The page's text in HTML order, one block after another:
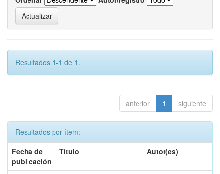
Resultados 1-1 de 1.
anterior 1 siguiente
Resultados por ítem:
Fecha de
publicación
Título Autor(es)